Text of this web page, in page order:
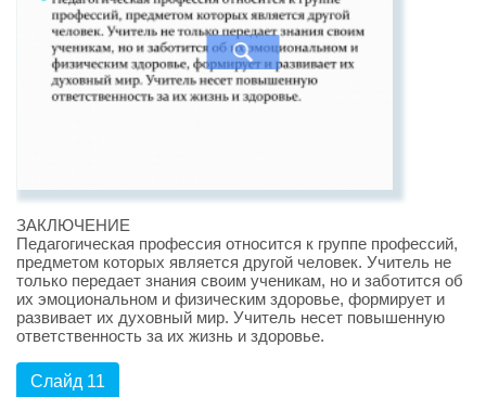
ЗАКЛЮЧЕНИЕ
Педагогическая профессия относится к группе профессий,
предметом которых является другой человек. Учитель не
только передает знания своим ученикам, но и заботится об
их эмоциональном и физическим здоровье, формирует и
развивает их духовный мир. Учитель несет повышенную
ответственность за их жизнь и здоровье.
Слайд 11